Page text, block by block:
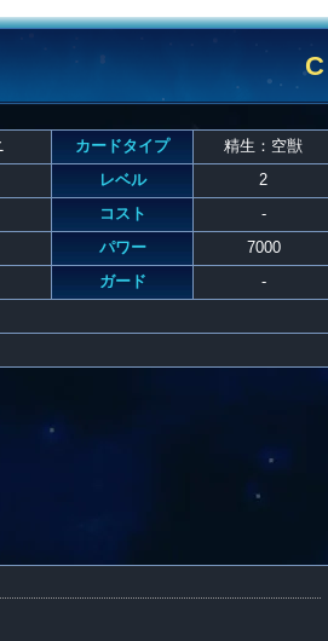
C
カードタイプ
精生：空獣
レベル
2
コスト
-
パワー
7000
ガード
-